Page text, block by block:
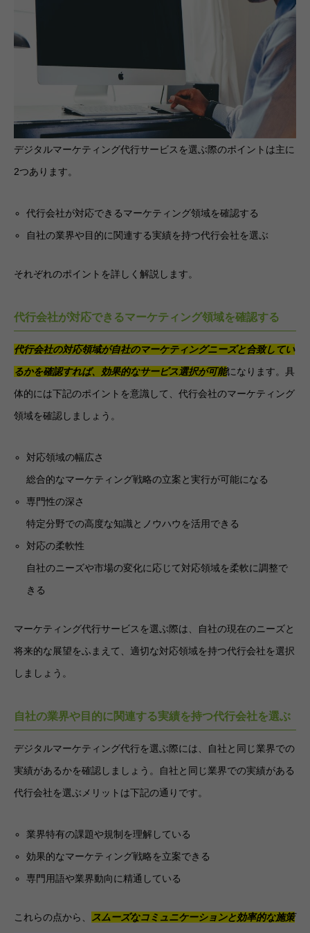
デジタルマーケティング代行サービスを選ぶ際のポイントは主に
2つあります。
代行会社が対応できるマーケティング領域を確認する
自社の業界や目的に関連する実績を持つ代行会社を選ぶ
それぞれのポイントを詳しく解説します。
代行会社が対応できるマーケティング領域を確認する
代行会社の対応領域が自社のマーケティングニーズと合致してい
るかを確認すれば、効果的なサービス選択が可能になります。具
体的には下記のポイントを意識して、代行会社のマーケティング
領域を確認しましょう。
対応領域の幅広さ
総合的なマーケティング戦略の立案と実行が可能になる
専門性の深さ
特定分野での高度な知識とノウハウを活用できる
対応の柔軟性
自社のニーズや市場の変化に応じて対応領域を柔軟に調整で
きる
マーケティング代行サービスを選ぶ際は、自社の現在のニーズと
将来的な展望をふまえて、適切な対応領域を持つ代行会社を選択
しましょう。
自社の業界や目的に関連する実績を持つ代行会社を選ぶ
デジタルマーケティング代行を選ぶ際には、自社と同じ業界での
実績があるかを確認しましょう。自社と同じ業界での実績がある
代行会社を選ぶメリットは下記の通りです。
業界特有の課題や規制を理解している
効果的なマーケティング戦略を立案できる
専門用語や業界動向に精通している
これらの点から、 スムーズなコミュニケーションと効率的な施策